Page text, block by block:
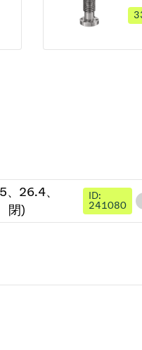
26.4、
閉)
ID:
241080